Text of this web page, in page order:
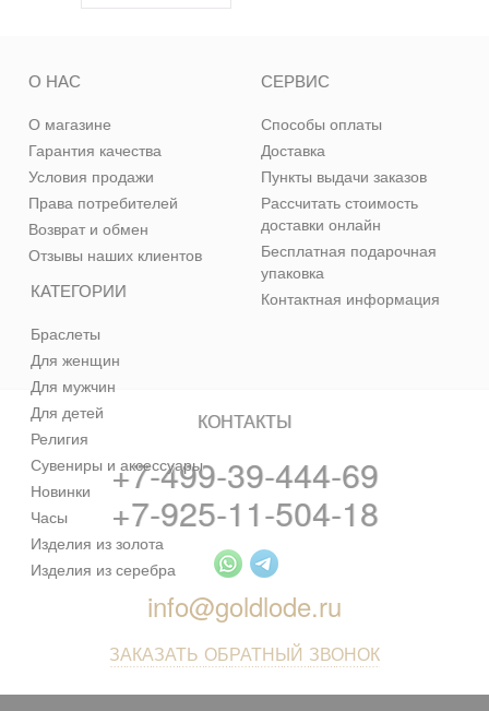
КАТЕГОРИИ
Браслеты
Для женщин
Для мужчин
Для детей
Религия
Сувениры и аксессуары
Новинки
Часы
Изделия из золота
Изделия из серебра
О НАС
О магазине
Гарантия качества
Условия продажи
Права потребителей
Возврат и обмен
Отзывы наших клиентов
СЕРВИС
Способы оплаты
Доставка
Пункты выдачи заказов
Рассчитать стоимость
доставки онлайн
Бесплатная подарочная
упаковка
Контактная информация
КОНТАКТЫ
+7-499-39-444-69
+7-925-11-504-18
info@goldlode.ru
ЗАКАЗАТЬ ОБРАТНЫЙ ЗВОНОК